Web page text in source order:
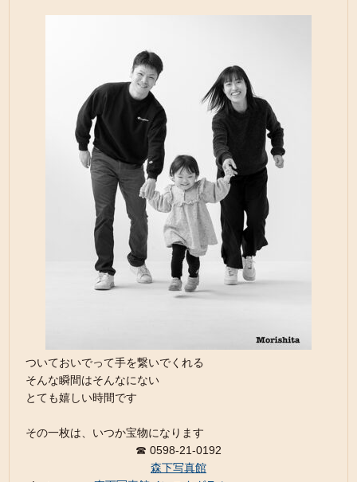
ついておいでって手を繋いでくれる
そんな瞬間はそんなにない
とても嬉しい時間です
その一枚は、いつか宝物になります
☎︎ 0598-21-0192
森下写真館